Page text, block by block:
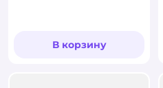
В корзину